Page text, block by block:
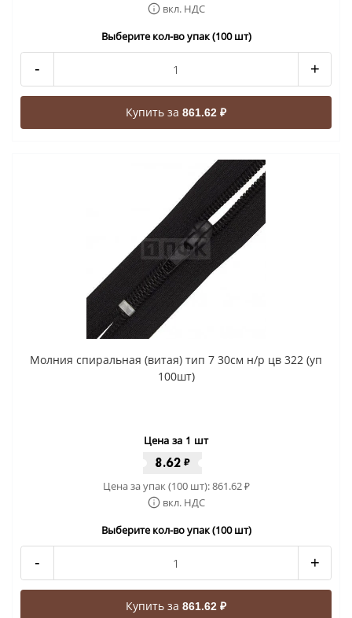
вкл. НДС
Выберите кол-во упак (100 шт)
- +
Купить за 861.62 ₽
Молния спиральная (витая) тип 7 30см н/р цв 322 (уп
100шт)
Цена за 1 шт
8.62 ₽
Цена за упак (100 шт):861.62₽
вкл. НДС
Выберите кол-во упак (100 шт)
- +
Купить за 861.62 ₽